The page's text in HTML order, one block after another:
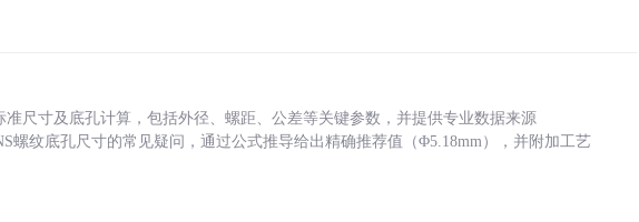
准尺寸及底孔计算，包括外径、螺距、公差等关键参数，并提供专业数据来源
螺纹底孔尺寸的常见疑问，通过公式推导给出精确推荐值（Φ5.18mm），并附加工艺